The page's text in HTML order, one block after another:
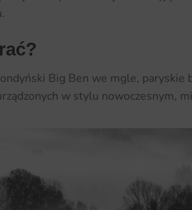
Big Ben we mgle,
w stylu nowoczesnym,